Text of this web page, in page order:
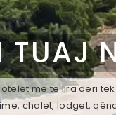
TUAJ
më të lira deri
chalet, lodget,